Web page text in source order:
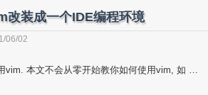
改装成一个IDE编程环境
06/02
vim. 本文不会从零开始教你如何使用vim, 如 …